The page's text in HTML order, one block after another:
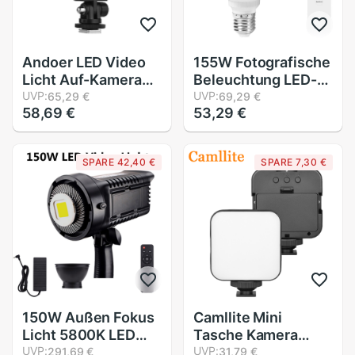
Andoer LED Video
Licht Auf-Kamera
Licht Tafel 416
Perlen 3200-5600K
1/4 Zoll Schraube
See Kalt schuh Ball
Kopf für draussen
Fotografie
UVP:65,29 €
58,69 €
155W Fotografische
Beleuchtung LED-
lampen E27 Basis
Lampe Mit
Fernbedienung
Dimmbare
Tageslicht Birne Für
Foto Studio Softbox
Ausrügestochen
UVP:69,29 €
53,29 €
SPARE 42,40 €
150W Außen Fokus
Licht 5800K LED
UVP:291,69 €
SPARE 7,30 €
Camllite Mini
Tasche Kamera
UVP:31,79 €